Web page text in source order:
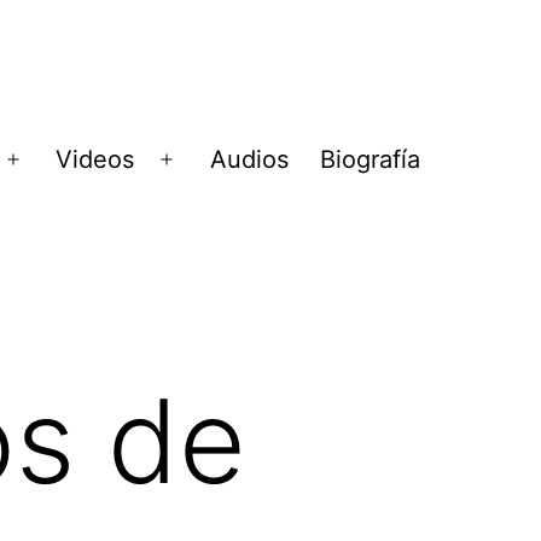
Abrir
Videos
Abrir
Audios Biografía
de